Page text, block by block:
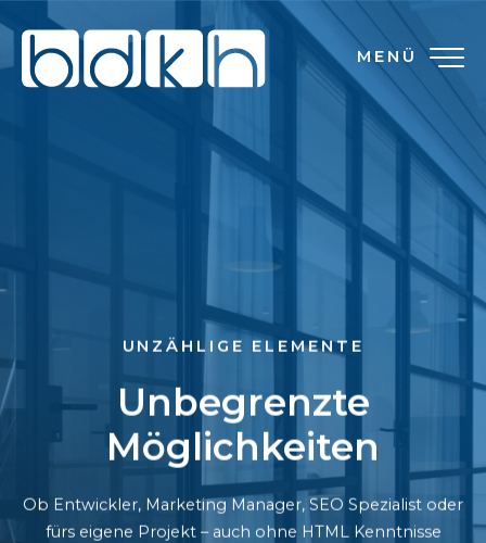
MENÜ
UNZÄHLIGE ELEMENTE
Unbegrenzte
Möglichkeiten
Ob Entwickler, Marketing Manager, SEO Spezialist oder
fürs eigene Projekt – auch ohne HTML Kenntnisse